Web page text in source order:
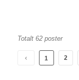
Totalt 62 poster
1 2